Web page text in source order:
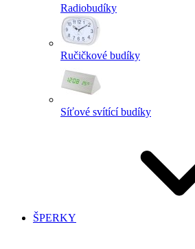
Radiobudíky
Ručičkové budíky
Síťové svítící budíky
ŠPERKY